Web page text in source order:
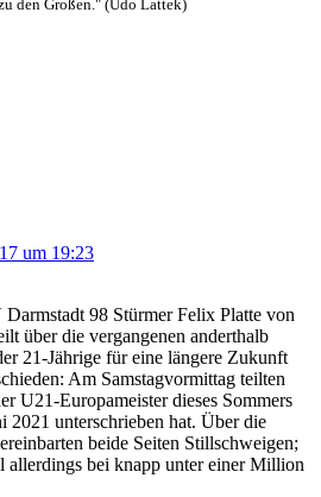
den Großen." (Udo Lattek)
um 19:23
98 Stürmer Felix Platte von
über die vergangenen anderthalb
21-Jährige für eine längere Zukunft
Am Samstagvormittag teilten
U21-Europameister dieses Sommers
2021 unterschrieben hat. Über die
beide Seiten Stillschweigen;
allerdings bei knapp unter einer Million